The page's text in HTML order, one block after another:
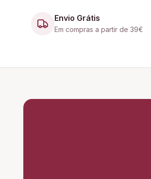
Envio Grátis
Em compras a partir de 39€